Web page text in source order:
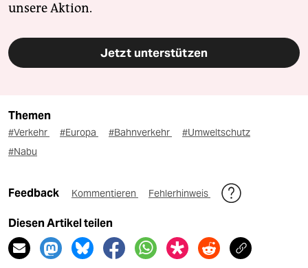
unsere Aktion.
Jetzt unterstützen
Themen
#Verkehr #Europa #Bahnverkehr
#Umweltschutz
#Nabu
Feedback Kommentieren Fehlerhinweis
Diesen Artikel teilen